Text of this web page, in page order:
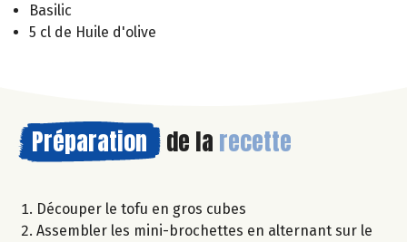
Basilic
5 cl de Huile d'olive
Préparation de la recette
Découper le tofu en gros cubes
Assembler les mini-brochettes en alternant sur le